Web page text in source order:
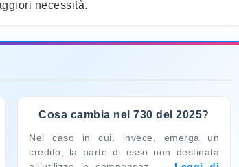
necessità.
Cosa cambia nel 730 del 2025?
Nel caso in cui, invece, emerga un
credito, la parte di esso non destinata